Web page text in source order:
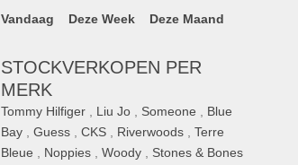
Vandaag Deze Week Deze Maand
STOCKVERKOPEN PER
MERK
Tommy Hilfiger Liu Jo Someone
Blue
Bay ,Guess ,CKS Riverwoods ,Terre
Bleue
Noppies ,Woody
Stones & Bones